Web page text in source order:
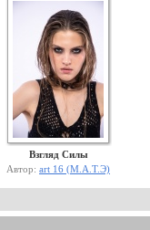
Взгляд Силы
Автор: art 16 (М.А.Т.Э)